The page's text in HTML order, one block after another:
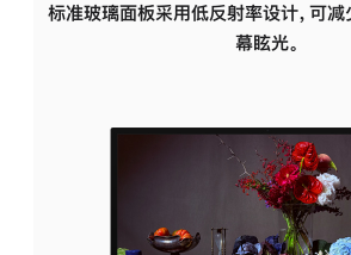
标准玻璃面板采用低反射率设计，可
幕眩光。